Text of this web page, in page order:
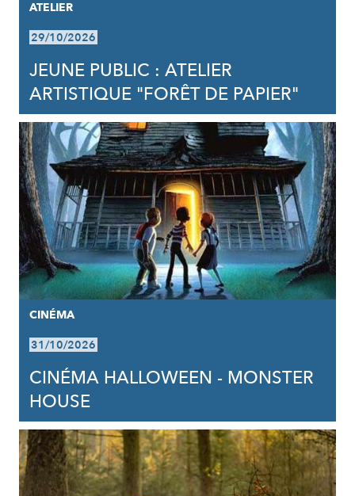
ATELIER
29/10/2026
JEUNE PUBLIC : ATELIER
ARTISTIQUE "FORÊT DE PAPIER"
CINÉMA
31/10/2026
CINÉMA HALLOWEEN - MONSTER
HOUSE